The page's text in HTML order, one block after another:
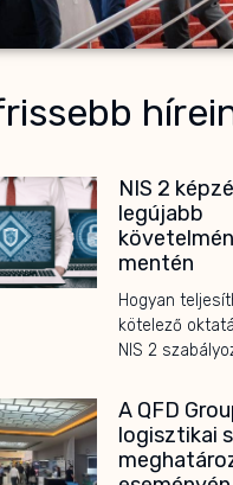
NIS 2
legújabb
mentén
Hogyan
kötelező
NIS 2
A QFD
logisztikai